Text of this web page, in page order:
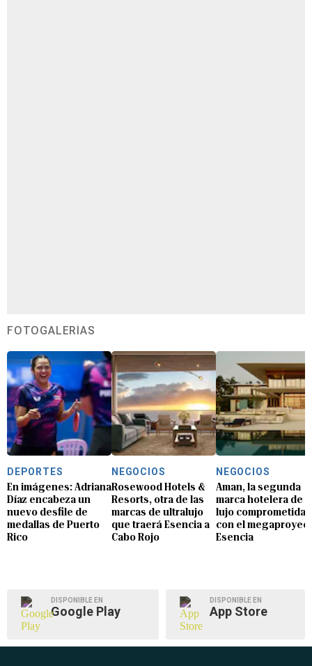
FOTOGALERÍAS
DEPORTES
En imágenes: Adriana
Díaz encabeza un
nuevo desfile de
medallas de Puerto
Rico
NEGOCIOS
Rosewood Hotels &
Resorts, otra de las
marcas de ultralujo
que traerá Esencia a
Cabo Rojo
NEGOCIOS
Aman, la segunda
marca hotelera de
lujo comprometida
con el
Esencia
DISPONIBLE EN
Google Play
DISPONIBLE EN
App Store